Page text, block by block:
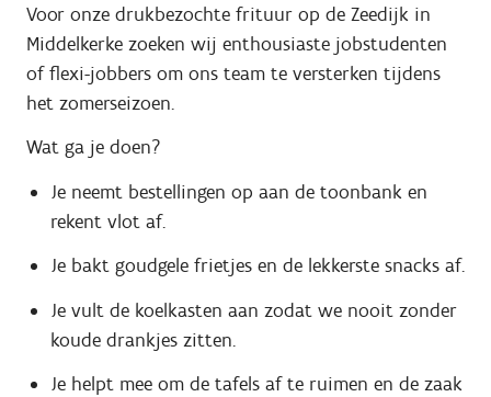
Voor onze drukbezochte frituur op de Zeedijk in
Middelkerke zoeken wij enthousiaste jobstudenten
of flexi-jobbers om ons team te versterken tijdens
het zomerseizoen.
Wat ga je doen?
Je neemt bestellingen op aan de toonbank en
rekent vlot af.
Je bakt goudgele frietjes en de lekkerste snacks af.
Je vult de koelkasten aan zodat we nooit zonder
koude drankjes zitten.
Je helpt mee om de tafels af te ruimen en de zaak